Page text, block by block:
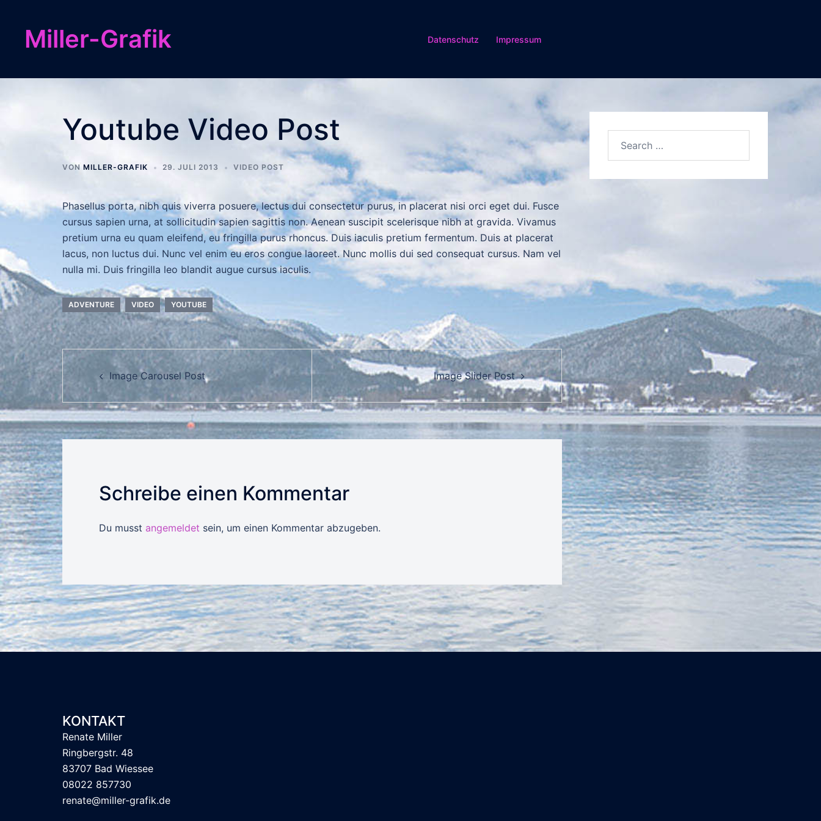
springenMiller-Grafik Datenschutz Impressum
Youtube Video Post
VON MILLER-GRAFIK 29. JULI 2013 VIDEO POST
Phasellus porta, nibh quis viverra posuere, lectus dui consectetur purus, in placerat nisi orci eget dui. Fusce
cursus sapien urna, at sollicitudin sapien sagittis non. Aenean suscipit scelerisque nibh at gravida. Vivamus
pretium urna eu quam eleifend, eu fringilla purus rhoncus. Duis iaculis pretium fermentum. Duis at placerat
lacus, non luctus dui. Nunc vel enim eu eros congue laoreet. Nunc mollis dui sed consequat cursus. Nam vel
nulla mi. Duis fringilla leo blandit augue cursus iaculis.
ADVENTURE VIDEO YOUTUBE
Beitragsnavigation
Image Carousel Post Image Slider Post
Schreibe einen Kommentar
Du musst angemeldet sein, um einen Kommentar abzugeben.
KONTAKT
Renate Miller
Ringbergstr. 48
83707 Bad Wiessee
08022 857730
renate@miller-grafik.de